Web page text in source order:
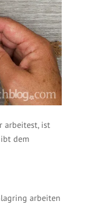
arbeitest, ist
dem
arbeiten